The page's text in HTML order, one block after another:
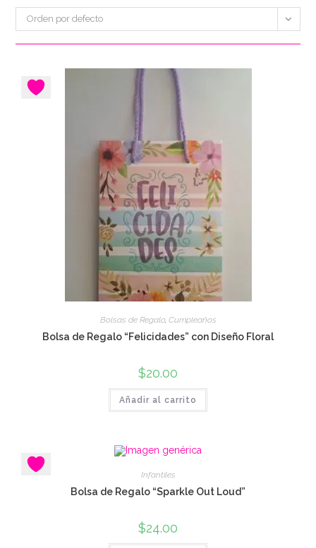
Orden por defecto
Bolsas de Regalo, Cumpleaños
Bolsa de Regalo “Felicidades” con Diseño Floral
$20.00
Añadir al carrito
Infantiles
Bolsa de Regalo “Sparkle Out Loud”
$24.00